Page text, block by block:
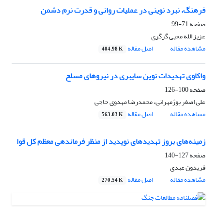
فرهنگ، نبرد نوینی در عملیات روانی و قدرت نرم دشمن
صفحه71-99
عزیز الله محبی گرگری
مشاهده مقاله
اصل مقاله 404.98 K
واکاوی تهدیدات نوین سایبری در نیروهای مسلح
صفحه100-126
علی اصغر بوژمهرانی، محمدرضا مهدوی حاجی
مشاهده مقاله
اصل مقاله 563.03 K
زمینه‌های بروز تهدید‌های نوپدید از منظر فرماندهی معظم کل قوا
صفحه127-140
فریدون عبدی
مشاهده مقاله
اصل مقاله 270.54 K